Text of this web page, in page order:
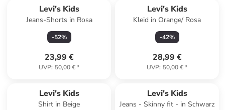
Levi's Kids
Jeans-Shorts in Rosa
-52%
23,99 €
UVP: 50,00 €*
Levi's Kids
Kleid in Orange/ Rosa
-42%
28,99 €
UVP: 50,00 €*
Levi's Kids
Shirt in Beige
Levi's Kids
Jeans - Skinny fit - in Schwarz